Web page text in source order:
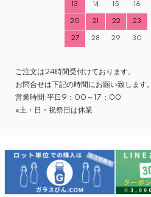
13 14 15 16
20 21 22 23
27 28 29 30
ご注文は24時間受付けております。
お問合せは下記の時間にお願い致します。
営業時間:平日9：00～17：00
※土・日・祝祭日は休業